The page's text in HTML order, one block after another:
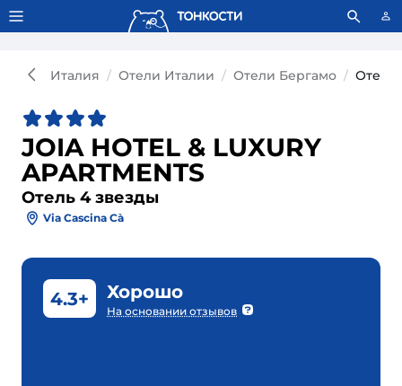
Тонкости используют сookie-файлы. Что это значит?
Италия Отели Италии Отели Бергамо Отель
JOIA HOTEL & LUXURY
APARTMENTS
Отель 4 звезды
Via Cascina Cà
4.3+ Хорошо
На основании отзывов